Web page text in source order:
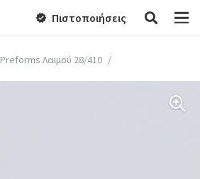
verified Πιστοποιήσεις
Preforms Λαιμού 28/410 /